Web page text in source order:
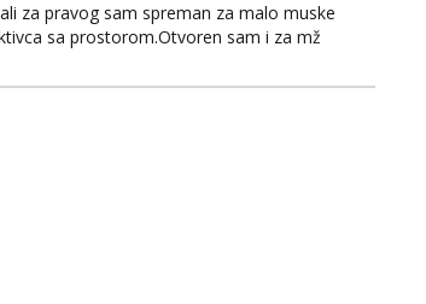
za pravog sam spreman za malo muske
sa prostorom.Otvoren sam i za mž
Prednost ako se javis sa slikom. Kontakt